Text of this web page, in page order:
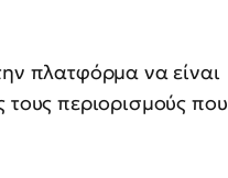
πλατφόρμα να είναι
περιορισμούς που